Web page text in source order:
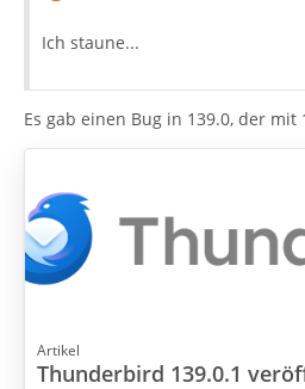
Ich staune...
Es gab einen Bug in 139.0, der
Artikel
Thunderbird 139.0.1